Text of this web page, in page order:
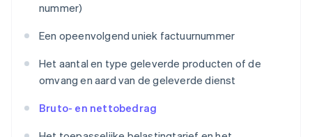
nummer)
Een opeenvolgend uniek factuurnummer
Het aantal en type geleverde producten of de
omvang en aard van de geleverde dienst
Bruto- en nettobedrag